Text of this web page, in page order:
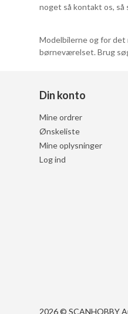
noget så kontakt os, så
Modelbilerne og for det
børneværelset. Brug
Din konto
Mine ordrer
Ønskeliste
Mine oplysninger
Log ind
2026 © SCANHOBBY